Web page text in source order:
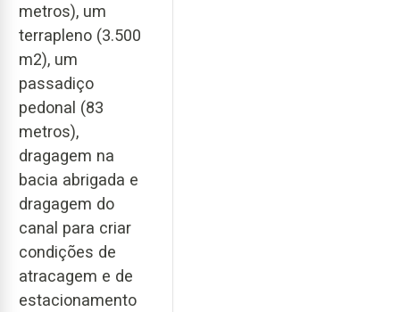
metros), um
terrapleno (3.500
m2), um
passadiço
pedonal (83
metros),
dragagem na
bacia abrigada e
dragagem do
canal para criar
condições de
atracagem e de
estacionamento